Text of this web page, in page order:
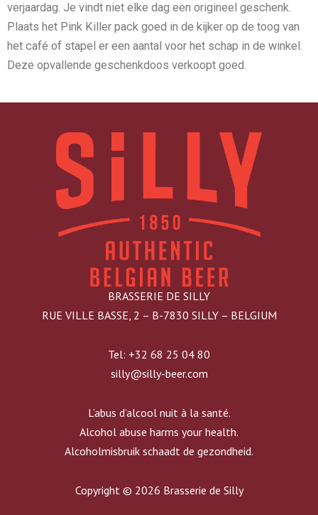
verjaardag. Je vindt niet elke dag een origineel geschenk.
Plaats het Pink Killer pack goed in de kijker op de toog van
het café of stapel er een aantal voor het schap in de winkel.
Deze opvallende geschenkdoos verkoopt goed.
BRASSERIE DE SILLY
RUE VILLE BASSE, 2 – B-7830 SILLY – BELGIUM
Tel: +32 68 25 04 80
silly@silly-beer.com
L’abus d’alcool nuit à la santé.
Alcohol abuse harms your health.
Alcoholmisbruik schaadt de gezondheid.
Copyright © 2026 Brasserie de Silly